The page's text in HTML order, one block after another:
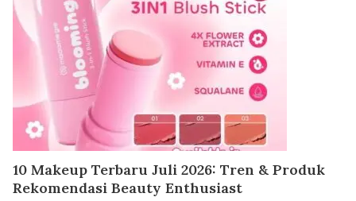
10 Makeup Terbaru Juli 2026: Tren & Produk
Rekomendasi Beauty Enthusiast